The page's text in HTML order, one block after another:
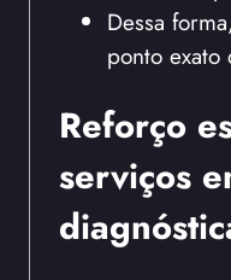
Dessa
ponto exato
Reforço
serviços